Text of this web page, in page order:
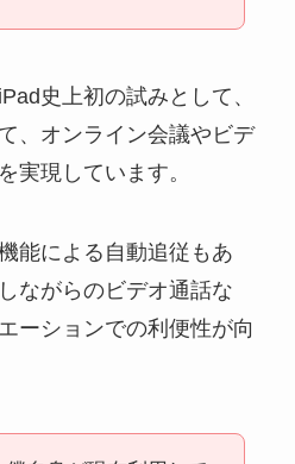
史上初の試みとして、
、オンライン会議やビデ
実現しています。
能による自動追従もあ
ながらのビデオ通話な
ーションでの利便性が向